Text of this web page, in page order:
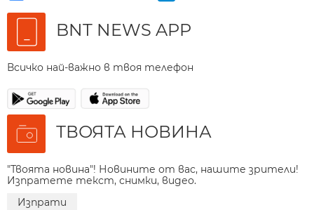
BNT NEWS APP
Всичко най-важно в твоя телефон
ТВОЯТА НОВИНА
"Твоята новина"! Новините от вас, нашите зрители!
Изпратете текст, снимки, видео.
Изпрати